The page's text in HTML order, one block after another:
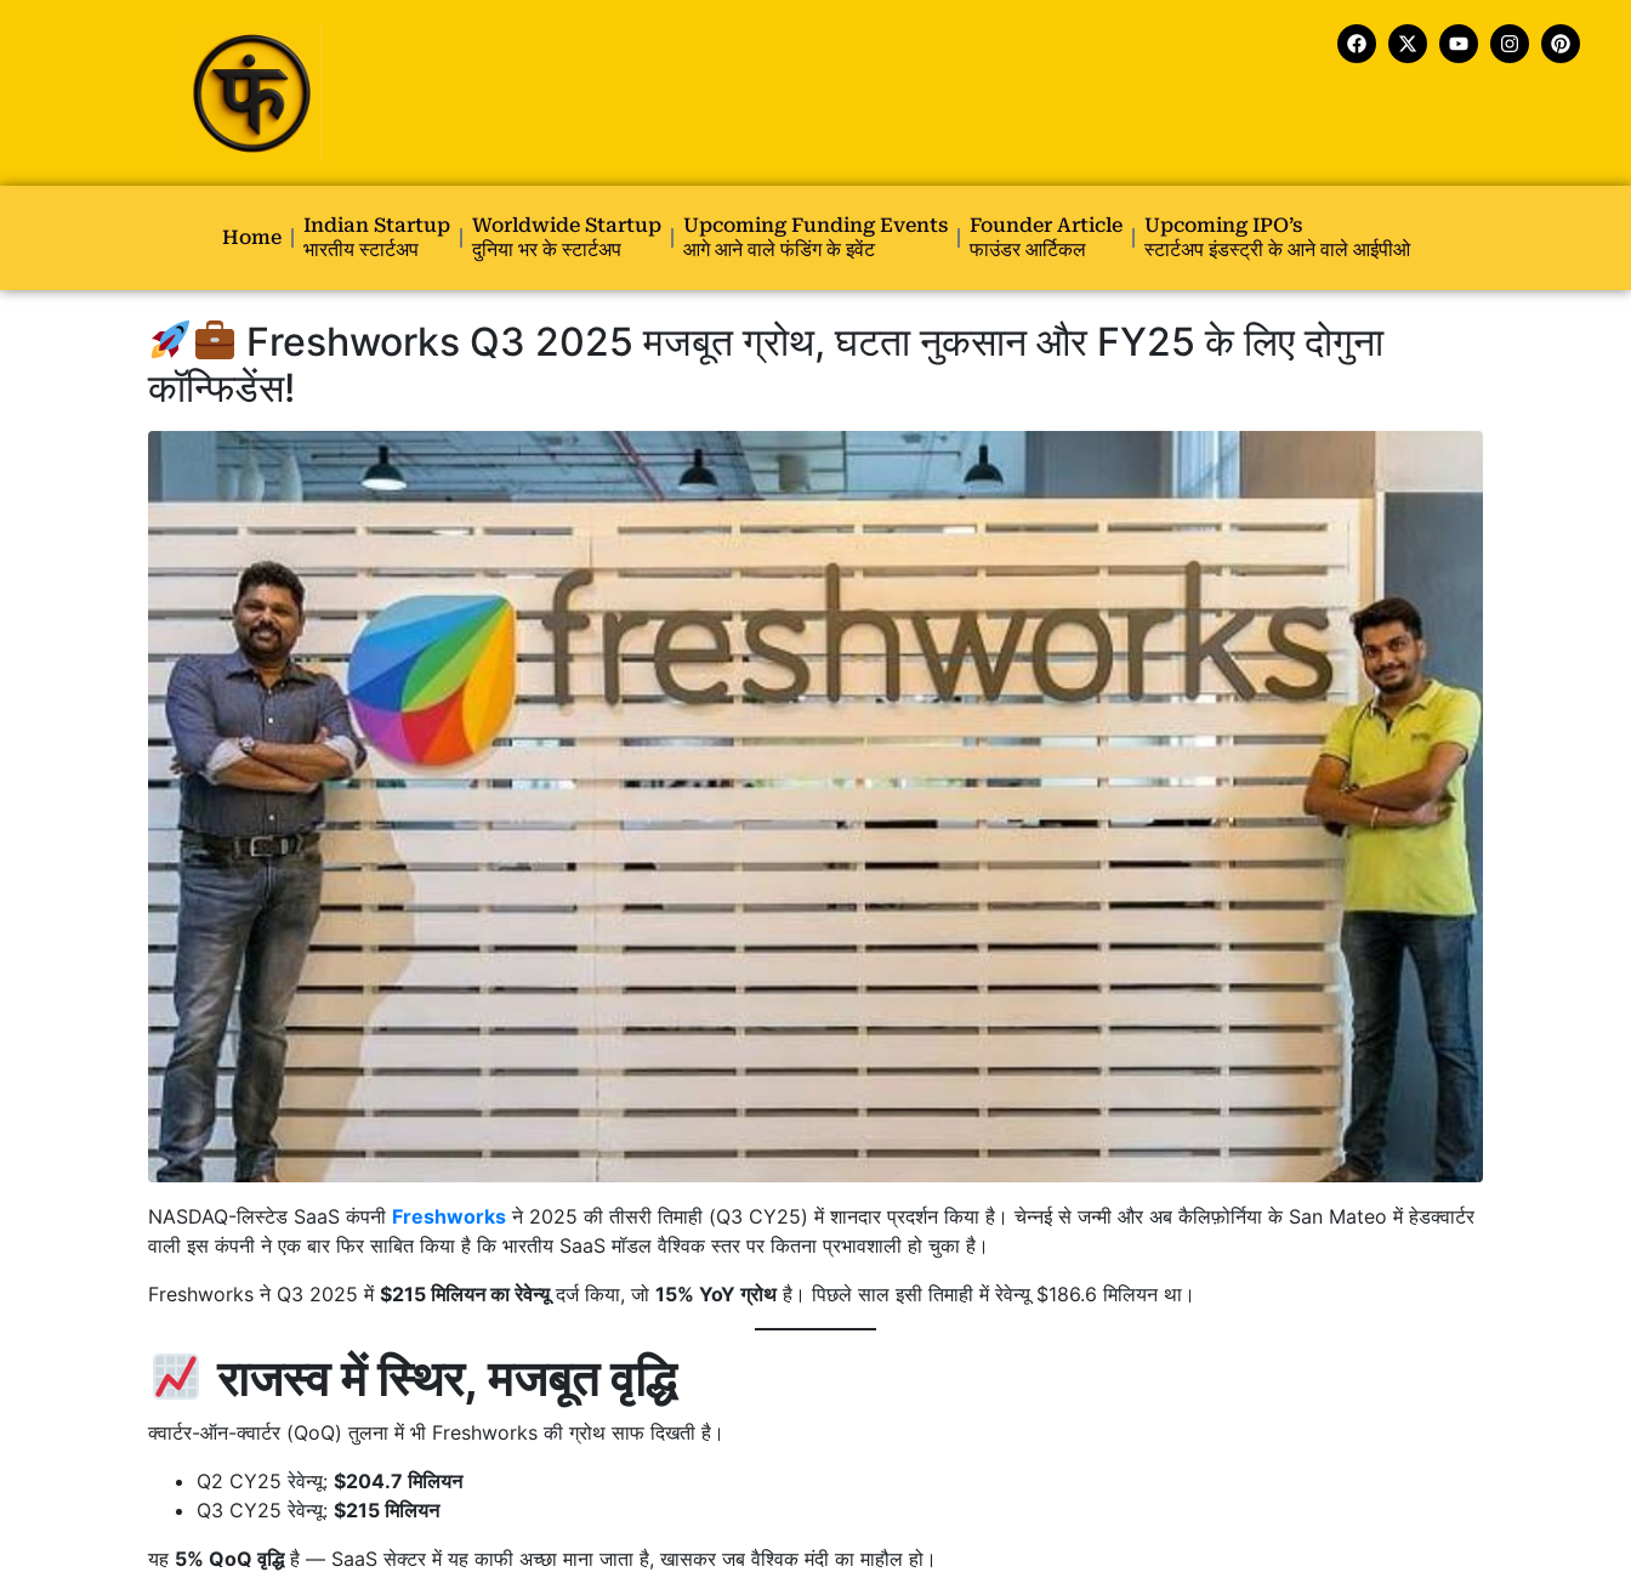
Home
Indian Startup
भारतीय स्टार्टअप
Worldwide Startup
दुनिया भर के स्टार्टअप
Upcoming Funding Events
आगे आने वाले फंडिंग के इवेंट
Founder Article
फाउंडर आर्टिकल
Upcoming IPO’s
स्टार्टअप इंडस्ट्री के आने वाले आईपीओ
Freshworks Q3 2025 मजबूत ग्रोथ, घटता नुकसान और FY25 के लिए दोगुना
कॉन्फिडेंस!
NASDAQ-लिस्टेड SaaS कंपनी Freshworks ने 2025 की तीसरी तिमाही (Q3 CY25) में शानदार प्रदर्शन किया है। चेन्नई से जन्मी और अब कैलिफ़ोर्निया के San Mateo में हेडक्वार्टर
वाली इस कंपनी ने एक बार फिर साबित किया है कि भारतीय SaaS मॉडल वैश्विक स्तर पर कितना प्रभावशाली हो चुका है।
Freshworks ने Q3 2025 में $215 मिलियन का रेवेन्यूदर्ज किया, जो 15% YoY ग्रोथहै। पिछले साल इसी तिमाही में रेवेन्यू $186.6 मिलियन था।
राजस्व में स्थिर, मजबूत वृद्धि
क्वार्टर-ऑन-क्वार्टर (QoQ) तुलना में भी Freshworks की ग्रोथ साफ दिखती है।
Q2 CY25 रेवेन्यू: $204.7 मिलियन
Q3 CY25 रेवेन्यू: $215 मिलियन
यह 5% QoQ वृद्धिहै — SaaS सेक्टर में यह काफी अच्छा माना जाता है, खासकर जब वैश्विक मंदी का माहौल हो।